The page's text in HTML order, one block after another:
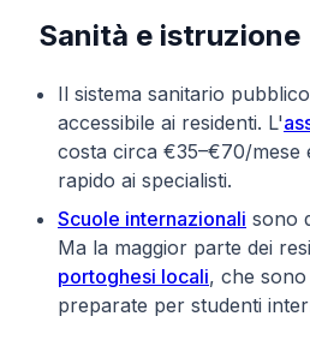
Sanità e istruzione
Il sistema sanitario
accessibile ai residenti. L'
costa circa €35–€70/mese
rapido ai specialisti.
Scuole internazionali sono
Ma la maggior parte dei
portoghesi locali, che
preparate per studenti